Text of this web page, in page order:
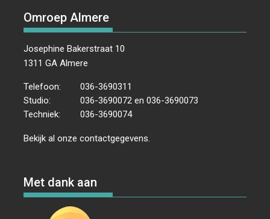
Omroep Almere
Josephine Bakerstraat 10
1311 GA Almere
Telefoon:
036-3690311
Studio:
036-3690072 en 036-3690073
Techniek:
036-3690074
Bekijk al onzecontactgegevens
Met dank aan